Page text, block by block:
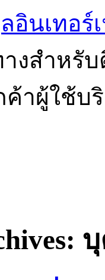
นเทอร์
างสำห
าผู้ใช้บ